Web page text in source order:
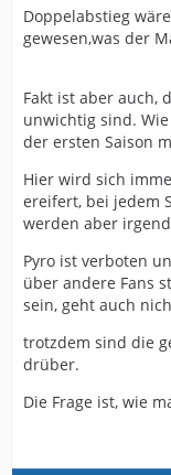
Doppelabstieg
gewesen,was der
Fakt ist aber auch,
unwichtig sind.
der ersten Saison
Hier wird sich
ereifert, bei jedem
werden aber
Pyro ist verboten
über andere Fans
sein, geht auch
trotzdem sind die
drüber.
Die Frage ist, wie